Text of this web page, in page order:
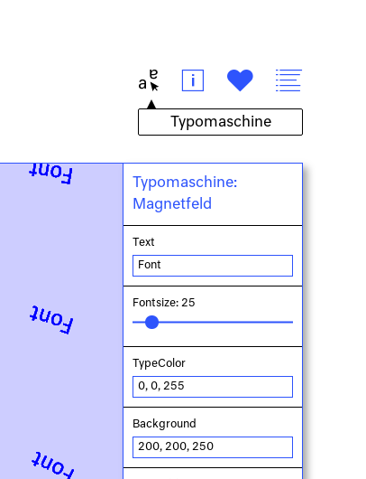
t i # v
Typomaschine:
Magnetfeld
Text
Fontsize: 25
TypeColor
Background